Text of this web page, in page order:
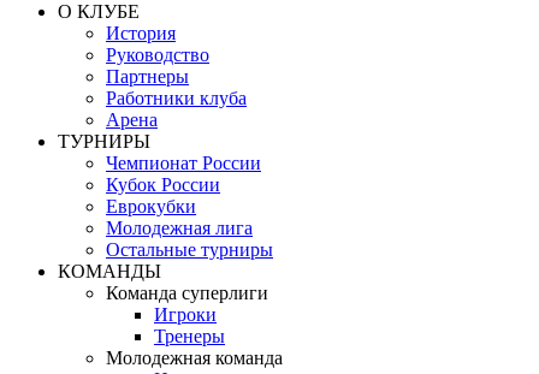
О КЛУБЕ
История
Руководство
Партнеры
Работники клуба
Арена
ТУРНИРЫ
Чемпионат России
Кубок России
Еврокубки
Молодежная лига
Остальные турниры
КОМАНДЫ
Команда суперлиги
Игроки
Тренеры
Молодежная команда